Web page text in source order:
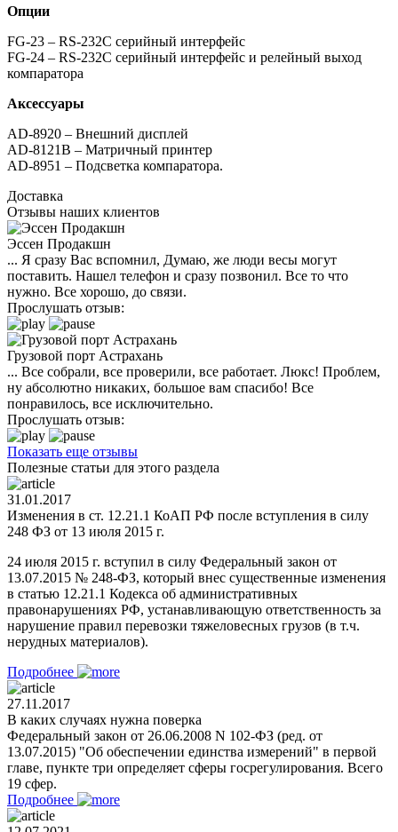
Опции
FG-23 – RS-232C серийный интерфейс
FG-24 – RS-232C серийный интерфейс и релейный выход
компаратора
Аксессуары
AD-8920 – Внешний дисплей
AD-8121В – Матричный принтер
AD-8951 – Подсветка компаратора.
Доставка
Отзывы наших клиентов
Эссен Продакшн
... Я сразу Вас вспомнил, Думаю, же люди весы могут
поставить. Нашел телефон и сразу позвонил. Все то что
нужно. Все хорошо, до связи.
Прослушать отзыв:
Грузовой порт Астрахань
... Все собрали, все проверили, все работает. Люкс! Проблем,
ну абсолютно никаких, большое вам спасибо! Все
понравилось, все исключительно.
Прослушать отзыв:
Показать еще отзывы
Полезные статьи для этого раздела
31.01.2017
Изменения в ст. 12.21.1 КоАП РФ после вступления в силу
248 ФЗ от 13 июля 2015 г.
24 июля 2015 г. вступил в силу Федеральный закон от
13.07.2015 № 248-ФЗ, который внес существенные изменения
в статью 12.21.1 Кодекса об административных
правонарушениях РФ, устанавливающую ответственность за
нарушение правил перевозки тяжеловесных грузов (в т.ч.
нерудных материалов).
Подробнее
27.11.2017
В каких случаях нужна поверка
Федеральный закон от 26.06.2008 N 102-ФЗ (ред. от
13.07.2015) "Об обеспечении единства измерений" в первой
главе, пункте три определяет сферы госрегулирования. Всего
19 сфер.
Подробнее